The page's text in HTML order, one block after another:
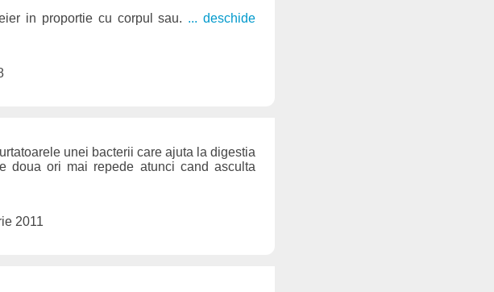
in proportie cu corpul sau. ... deschide
unei bacterii care ajuta la digestia
doua ori mai repede atunci cand asculta
2011